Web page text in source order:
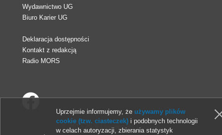
Wydawnictwo UG
Biuro Karier UG
Deklaracja dostępności
Kontakt z redakcją
Radio MORS
© 2013-2026 Uniwersytet Gdański
Uprzejmie informujemy, że używamy plików
cookie (tzw. ciasteczek) i podobnych technologii
w celach autoryzacji, zbierania statystyk